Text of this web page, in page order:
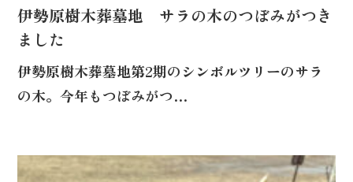
伊勢原樹木葬墓地 サラの木のつぼみがつき
ました
伊勢原樹木葬墓地第2期のシンボルツリーのサラ
の木。今年もつぼみがつ…